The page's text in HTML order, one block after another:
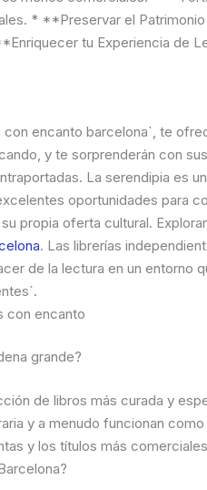
* **Preservar el
tu Experiencia de
con encanto barcelona`, te
y te sorprenderán con
La serendipia
oportunidades para
propia oferta cultural.
. Las librerías
de la lectura en un entorno
con encanto
grande?
de libros más curada y
y a menudo funcionan
y los títulos más